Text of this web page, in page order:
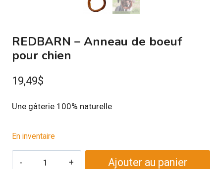
REDBARN – Anneau de boeuf
pour chien
19,49$
Une gâterie 100% naturelle
En inventaire
Ajouter au panier